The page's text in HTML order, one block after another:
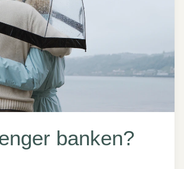
banken?